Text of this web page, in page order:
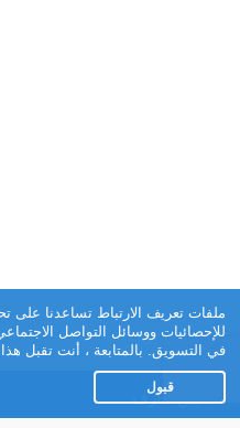
تطبيق تعارف
ملفات تعريف الارتباط تساعدنا على
للإحصائيات ووسائل التواصل
في التسويق. بالمتابعة ، أنت تقبل
قبول